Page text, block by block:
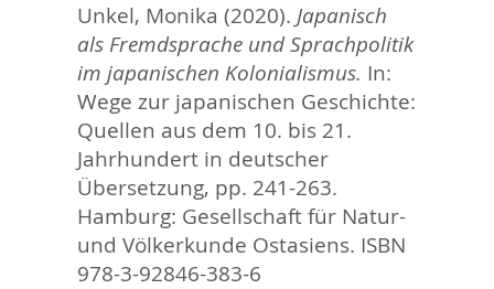
hier:
Unkel, Monika (2020). Japanisch
als Fremdsprache und Sprachpolitik
im japanischen Kolonialismus. In:
Wege zur japanischen Geschichte:
Quellen aus dem 10. bis 21.
Jahrhundert in deutscher
Übersetzung, pp. 241-263.
Hamburg: Gesellschaft für Natur-
und Völkerkunde Ostasiens. ISBN
978-3-92846-383-6